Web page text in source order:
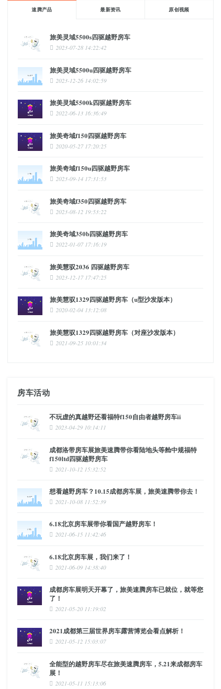
速腾产品 最新资讯 原创视频
旅美灵域5500s四驱越野房车
2023-07-28 14:22:42
旅美灵域5500u四驱越野房车
2023-12-26 14:02:59
旅美灵域5500k四驱越野房车
2022-06-13 16:36:49
旅美奇域f150四驱越野房车
2020-05-27 17:20:25
旅美奇域f150u四驱越野房车
2023-09-14 17:31:53
旅美奇域f350四驱越野房车
2023-08-12 19:53:22
旅美奇域350b四驱越野房车
2022-01-07 17:16:19
旅美慧驭2036 四驱越野房车
2023-12-17 17:47:25
旅美慧驭1329四驱越野房车（u型沙发版本）
2020-02-04 13:12:08
旅美慧驭1329四驱越野房车（对座沙发版本）
2021-09-25 10:01:34
房车活动
不玩虚的真越野还看福特f150自由者越野房车ii
2023-04-29 10:14:11
成都洛带房车展旅美速腾带你看陆地头等舱中规福特
f150ltd四驱越野房车
2021-10-12 15:32:52
想看越野房车？10.15成都房车展，旅美速腾带你去！
2021-10-08 11:52:39
6.18北京房车展带你看国产越野房车！
2021-06-15 11:42:46
6.18北京房车展，我们来了！
2021-06-09 14:38:40
成都房车展明天开幕了，旅美速腾房车已就位，就等您
了！
2021-05-20 11:19:02
2021成都第三届世界房车露营博览会看点解析！
2021-05-12 15:03:07
全能型的越野房车尽在旅美速腾房车，5.21来成都房车
展！
2021-05-11 15:13:06